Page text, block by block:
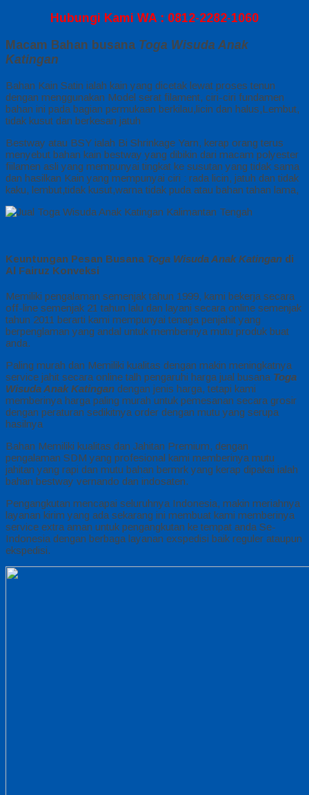
Hubungi Kami WA : 0812-2282-1060
Macam Bahan busana Toga Wisuda Anak
Katingan
Bahan Kain Satin ialah kain yang dicetak lewat proses tenun
dengan menggunakan Model serat filament, ciri-ciri fundamen
bahan ini pada bagian permukaan berkilau,licin dan halus,Lembut,
tidak kusut dan berkesan jatuh
Bestway atau BSY ialah Bi Shrinkage Yarn, kerap orang terus
menyebut bahan kain bestway yang dibikin dari macam polyester
fiilamen asli yang mempunyai tingkat ke susutan yang tidak sama
dan hasilkan Kain yang mempunyai ciri : rada licin, jatuh dan tidak
kaku, lembut,tidak kusut,warna tidak puda atau bahan tahan lama,
Keuntungan Pesan Busana Toga Wisuda Anak Katingan di
Al Fairuz Konveksi
Memiliki pengalaman semenjak tahun 1999, kami bekerja secara
off-line semenjak 21 tahun lalu dan layani secara online semenjak
tahun 2011 berarti kami mempunyai tenaga penjahit yang
berpenglaman yang andal untuk memberinya mutu produk buat
anda.
Paling murah dan Memiliki kualitas dengan makin meningkatnya
service jahit secara online talh pengaruhi harga jual busana Toga
Wisuda Anak Katingan dengan jenis harga, tetapi kami
memberinya harga paling murah untuk pemesanan secara grosir
dengan peraturan sedikitnya order dengan mutu yang serupa
hasilnya
Bahan Memiliki kualitas dan Jahitan Premium, dengan
pengalaman SDM yang profesional kami memberinya mutu
jahitan yang rapi dan mutu bahan bermrk yang kerap dipakai ialah
bahan bestway vernando dan indosaten.
Pengangkutan mencapai seluruhnya Indonesia, makin meriahnya
layanan kirim yang ada sekarang ini membuat kami memberinya
service extra aman untuk pengangkutan ke tempat anda Se-
Indonesia dengan berbaga layanan exspedisi baik reguler ataupun
ekspedisi.